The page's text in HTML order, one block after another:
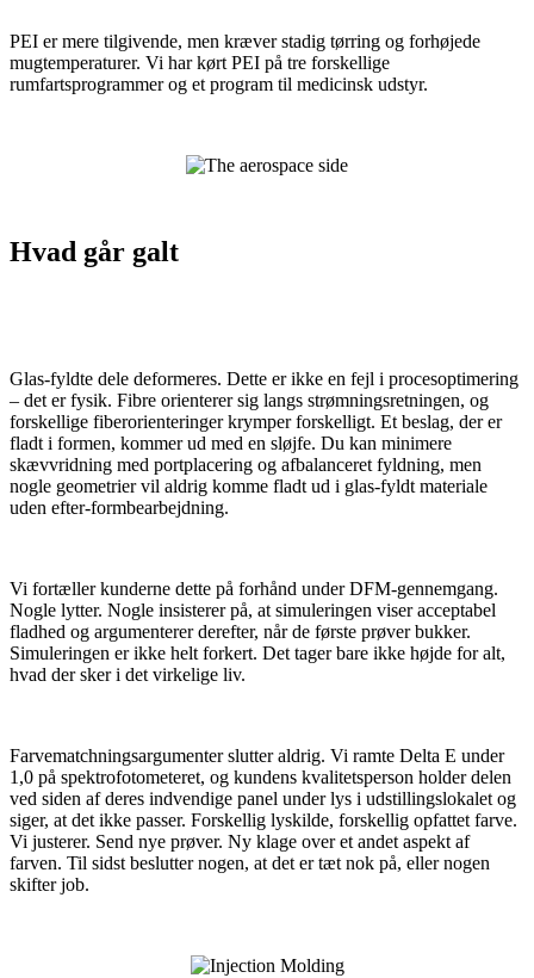
PEI er mere tilgivende, men kræver stadig tørring og forhøjede
mugtemperaturer. Vi har kørt PEI på tre forskellige
rumfartsprogrammer og et program til medicinsk udstyr.
Hvad går galt
Glas-fyldte dele deformeres. Dette er ikke en fejl i procesoptimering
– det er fysik. Fibre orienterer sig langs strømningsretningen, og
forskellige fiberorienteringer krymper forskelligt. Et beslag, der er
fladt i formen, kommer ud med en sløjfe. Du kan minimere
skævvridning med portplacering og afbalanceret fyldning, men
nogle geometrier vil aldrig komme fladt ud i glas-fyldt materiale
uden efter-formbearbejdning.
Vi fortæller kunderne dette på forhånd under DFM-gennemgang.
Nogle lytter. Nogle insisterer på, at simuleringen viser acceptabel
fladhed og argumenterer derefter, når de første prøver bukker.
Simuleringen er ikke helt forkert. Det tager bare ikke højde for alt,
hvad der sker i det virkelige liv.
Farvematchningsargumenter slutter aldrig. Vi ramte Delta E under
1,0 på spektrofotometeret, og kundens kvalitetsperson holder delen
ved siden af ​​deres indvendige panel under lys i udstillingslokalet og
siger, at det ikke passer. Forskellig lyskilde, forskellig opfattet farve.
Vi justerer. Send nye prøver. Ny klage over et andet aspekt af
farven. Til sidst beslutter nogen, at det er tæt nok på, eller nogen
skifter job.